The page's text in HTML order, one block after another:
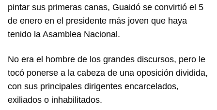
pintar sus primeras canas, Guaidó se convirtió el 5
de enero en el presidente más joven que haya
tenido la Asamblea Nacional.
No era el hombre de los grandes discursos, pero le
tocó ponerse a la cabeza de una oposición dividida,
con sus principales dirigentes encarcelados,
exiliados o inhabilitados.